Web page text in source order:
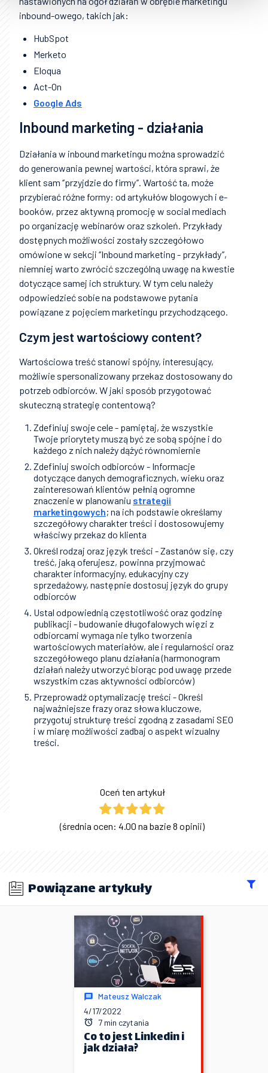
inbound-owego, takich jak:
HubSpot
Merketo
Eloqua
Act-On
Google Ads
Inbound marketing - działania
Działania w inbound marketingu można sprowadzić
do generowania pewnej wartości, która sprawi, że
klient sam ‘’przyjdzie do firmy’’. Wartość ta, może
przybierać różne formy: od artykułów blogowych i e-
booków, przez aktywną promocję w social mediach
po organizację webinarów oraz szkoleń. Przykłady
dostępnych możliwości zostały szczegółowo
omówione w sekcji ‘’Inbound marketing - przykłady’’,
niemniej warto zwrócić szczególną uwagę na kwestie
dotyczące samej ich struktury. W tym celu należy
odpowiedzieć sobie na podstawowe pytania
powiązane z pojęciem marketingu przychodzącego.
Czym jest wartościowy content?
Wartościowa treść stanowi spójny, interesujący,
możliwie spersonalizowany przekaz dostosowany do
potrzeb odbiorców. W jaki sposób przygotować
skuteczną strategię contentową?
Zdefiniuj swoje cele - pamiętaj, że wszystkie
Twoje priorytety muszą być ze sobą spójne i do
każdego z nich należy dążyć równomiernie
Zdefiniuj swoich odbiorców - Informacje
dotyczące danych demograficznych, wieku oraz
zainteresowań klientów pełnią ogromne
znaczenie w planowaniu strategii
marketingowych; na ich podstawie określamy
szczegółowy charakter treści i dostosowujemy
właściwy przekaz do klienta
Określ rodzaj oraz język treści - Zastanów się, czy
treść, jaką oferujesz, powinna przyjmować
charakter informacyjny, edukacyjny czy
sprzedażowy, następnie dostosuj język do grupy
odbiorców
Ustal odpowiednią częstotliwość oraz godzinę
publikacji - budowanie długofalowych więzi z
odbiorcami wymaga nie tylko tworzenia
wartościowych materiałów, ale i regularności oraz
szczegółowego planu działania (harmonogram
działań należy utworzyć biorąc pod uwagę przede
wszystkim czas aktywności odbiorców)
Przeprowadź optymalizację treści - Określ
najważniejsze frazy oraz słowa kluczowe,
przygotuj strukturę treści zgodną z zasadami SEO
i w miarę możliwości zadbaj o aspekt wizualny
treści.
Oceń ten artykuł
(średnia ocen: 4.00 na bazie 8 opinii)
Powiązane artykuły
Mateusz Walczak
4/17/2022
7 min czytania
Co to jest Linkedin i
jak działa?